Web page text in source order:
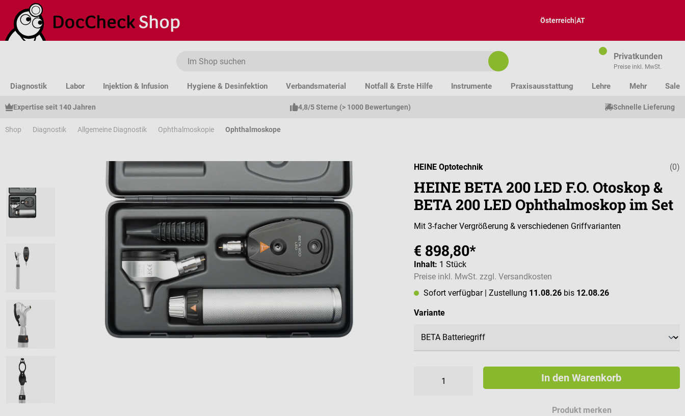
Hauptinhalt springen
Zur Suche springen
Zur Hauptnavigation springen
Österreich|AT
Privatkunden
Preise inkl. MwSt.
Diagnostik Labor Injektion & Infusion Hygiene & Desinfektion Verbandsmaterial Notfall & Erste Hilfe Instrumente Praxisausstattung Lehre Mehr Sale
Expertise seit 140 Jahren 4,8/5 Sterne (> 1000 Bewertungen) Schnelle Lieferung
Shop Diagnostik Allgemeine Diagnostik Ophthalmoskopie Ophthalmoskope
(0)
HEINE Optotechnik
HEINE BETA 200 LED F.O. Otoskop &
BETA 200 LED Ophthalmoskop im Set
Mit 3-facher Vergrößerung & verschiedenen Griffvarianten
€ 898,80*
Inhalt: 1 Stück
Preise inkl. MwSt. zzgl. Versandkosten
Sofort verfügbar | Zustellung 11.08.26 bis 12.08.26
Varianteauswählen
In den Warenkorb
Produkt merken